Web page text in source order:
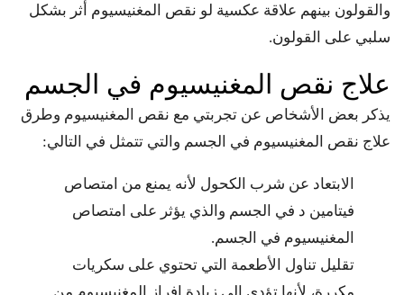
والقولون بينهم علاقة عكسية لو نقص المغنيسيوم أثر بشكل
سلبي على القولون.
علاج نقص المغنيسيوم في الجسم
يذكر بعض الأشخاص عن تجربتي مع نقص المغنيسيوم وطرق
علاج نقص المغنيسيوم في الجسم والتي تتمثل في التالي:
الابتعاد عن شرب الكحول لأنه يمنع من امتصاص
فيتامين د في الجسم والذي يؤثر على امتصاص
المغنيسيوم في الجسم.
تقليل تناول الأطعمة التي تحتوي على سكريات